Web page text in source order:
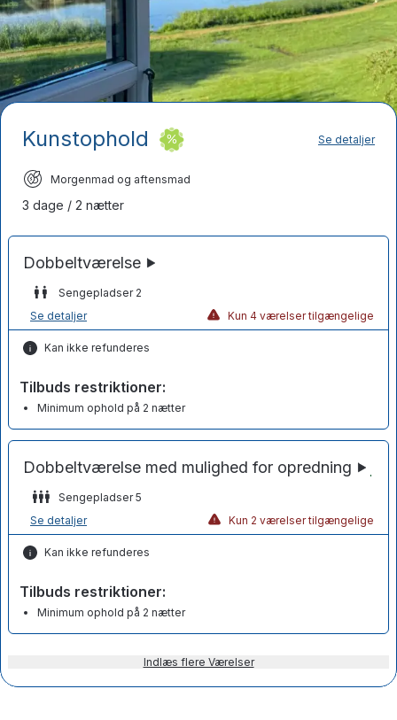
Kunstophold Se detaljer
Morgenmad og aftensmad
3 dage / 2 nætter
Sengepladser 2
Se detaljer
Kun 4 værelser tilgængelige
Kan ikke refunderes
Tilbuds restriktioner:
Minimum ophold på 2 nætter
Sengepladser 5
Se detaljer
Kun 2 værelser tilgængelige
Kan ikke refunderes
Tilbuds restriktioner:
Minimum ophold på 2 nætter
Indlæs flere Værelser